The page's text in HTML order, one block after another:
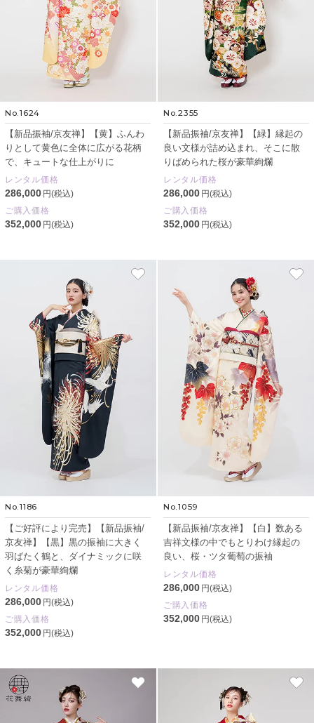
No.1624
【新品振袖/京友禅】【黄】ふんわ
りとして黄色に全体に広がる花柄
で、キュートな仕上がりに
レンタル価格
286,000 円(税込)
ご購入価格
352,000 円(税込)
No.2355
【新品振袖/京友禅】【緑】縁起の
良い文様が詰め込まれ、そこに散
りばめられた桜が豪華絢爛
レンタル価格
286,000 円(税込)
ご購入価格
352,000 円(税込)
No.1186
【ご好評により完売】【新品振袖/
京友禅】【黒】黒の振袖に大きく
羽ばたく鶴と、ダイナミックに咲
く糸菊が豪華絢爛
レンタル価格
286,000 円(税込)
ご購入価格
352,000 円(税込)
No.1059
【新品振袖/京友禅】【白】数ある
吉祥文様の中でもとりわけ縁起の
良い、桜・ツタ葡萄の振袖
レンタル価格
286,000 円(税込)
ご購入価格
352,000 円(税込)